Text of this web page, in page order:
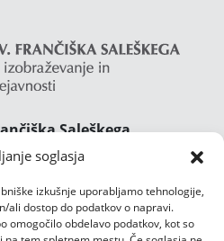
soglasja
izkušnje uporabljamo tehnologije,
ali dostop do podatkov o napravi.
omogočilo obdelavo podatkov, kot so
Saleškega
Janeza Boska ° Majcnov
1291 Škofljica
47 02 111